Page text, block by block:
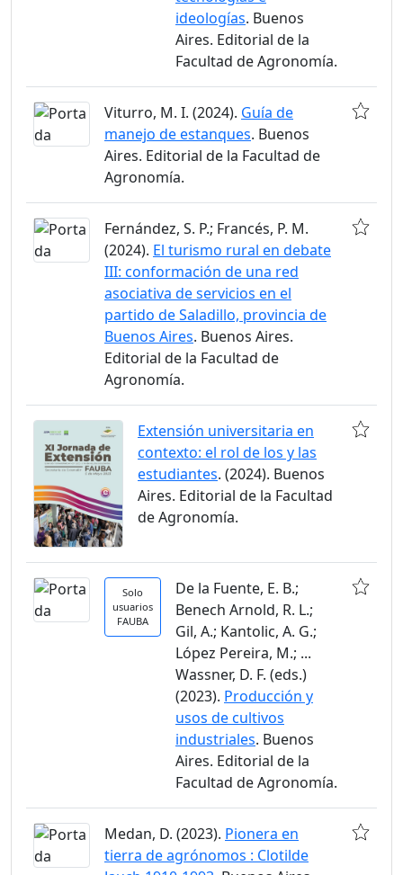
ideologías. Buenos
Aires. Editorial de la
Facultad de Agronomía.
Viturro, M. I. (2024). Guía de
manejo de estanques. Buenos
Aires. Editorial de la Facultad de
Agronomía.
Fernández, S. P.; Francés, P. M.
(2024). El turismo rural en debate
III: conformación de una red
asociativa de servicios en el
partido de Saladillo, provincia de
Buenos Aires. Buenos Aires.
Editorial de la Facultad de
Agronomía.
Extensión universitaria en
contexto: el rol de los y las
estudiantes. (2024). Buenos
Aires. Editorial de la Facultad
de Agronomía.
Solo
usuarios
FAUBA
De la Fuente, E. B.;
Benech Arnold, R. L.;
Gil, A.; Kantolic, A. G.;
López Pereira, M.; ...
Wassner, D. F. (eds.)
(2023). Producción y
usos de cultivos
industriales. Buenos
Aires. Editorial de la
Facultad de Agronomía.
Medan, D. (2023). Pionera en
tierra de agrónomos : Clotilde